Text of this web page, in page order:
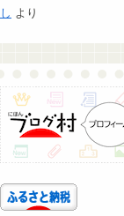
し より